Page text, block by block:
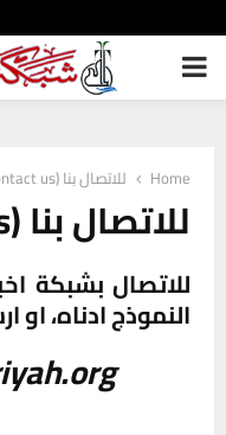
PRIMARY
Home للاتصال بنا (contact us)
للاتصال بنا (contact us)
للاتصال بشبكة
النموذج ادناه، او